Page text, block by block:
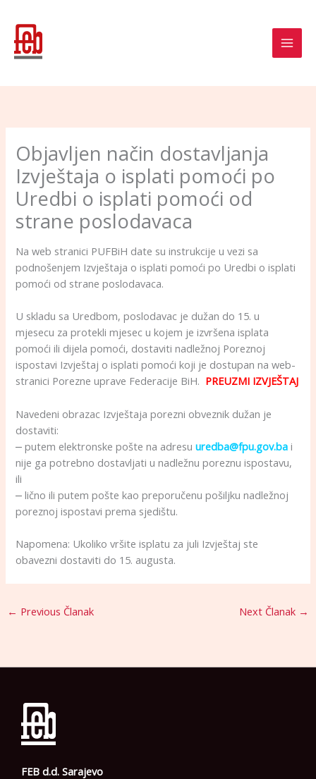
content
Objavljen način dostavljanja
Izvještaja o isplati pomoći po
Uredbi o isplati pomoći od
strane poslodavaca
Na web stranici PUFBiH date su instrukcije u vezi sa
podnošenjem Izvještaja o isplati pomoći po Uredbi o isplati
pomoći od strane poslodavaca.
U skladu sa Uredbom, poslodavac je dužan do 15. u
mjesecu za protekli mjesec u kojem je izvršena isplata
pomoći ili dijela pomoći, dostaviti nadležnoj Poreznoj
ispostavi Izvještaj o isplati pomoći koji je dostupan na web-
stranici Porezne uprave Federacije BiH. PREUZMI IZVJEŠTAJ
Navedeni obrazac Izvještaja porezni obveznik dužan je
dostaviti:
⎼ putem elektronske pošte na adresuuredba@fpu.gov.ba i
nije ga potrebno dostavljati u nadležnu poreznu ispostavu,
ili
⎼ lično ili putem pošte kao preporučenu pošiljku nadležnoj
poreznoj ispostavi prema sjedištu.
Napomena: Ukoliko vršite isplatu za juli Izvještaj ste
obavezni dostaviti do 15. augusta.
← Previous Članak Next Članak →
FEB d.d. Sarajevo